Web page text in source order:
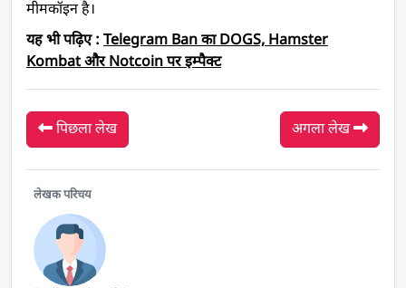
मीमकॉइन है।
यह भी पढ़िए : Telegram Ban का DOGS, Hamster
Kombat और Notcoin पर इम्पैक्ट
पिछला लेख अगला लेख
लेखक परिचय